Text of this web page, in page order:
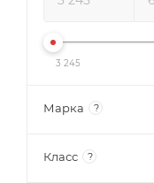
3 245
Марка ?
Класс ?